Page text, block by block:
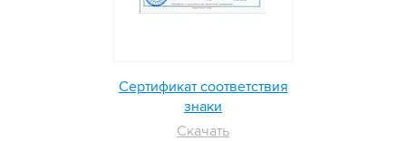
Сертификат соответствия
знаки
Скачать